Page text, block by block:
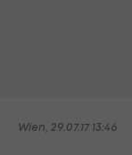
Wien, 29.07.17 13:46